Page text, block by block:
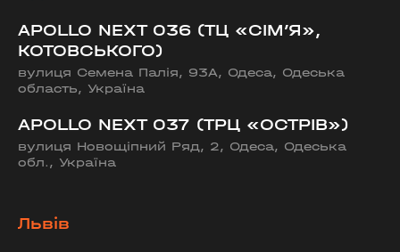
APOLLO NEXT 036 (ТЦ «СІМ’Я»,
КОТОВСЬКОГО)
вулиця Семена Палія, 93А, Одеса, Одеська
область, Україна
APOLLO NEXT 037 (ТРЦ «ОСТРІВ»)
вулиця Новощіпний Ряд, 2, Одеса, Одеська
обл., Україна
Львів